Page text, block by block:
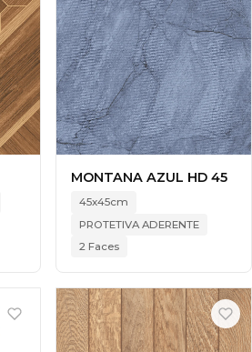
MONTANA AZUL HD 45
45x45cm
PROTETIVA ADERENTE
2 Faces